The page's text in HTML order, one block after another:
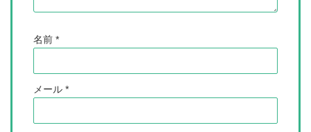
名前 *
メール *